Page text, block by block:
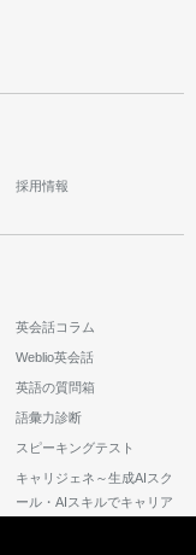
採用情報
英会話コラム
Weblio英会話
英語の質問箱
語彙力診断
スピーキングテスト
キャリジェネ～生成AIスク
ール・AIスキルでキャリア